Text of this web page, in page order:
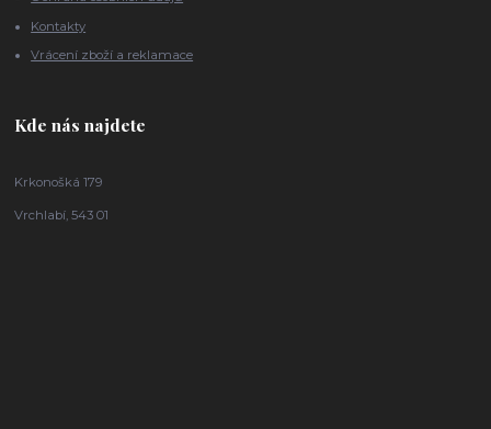
Kontakty
Vrácení zboží a reklamace
Kde nás najdete
Krkonošká 179
Vrchlabí, 543 01